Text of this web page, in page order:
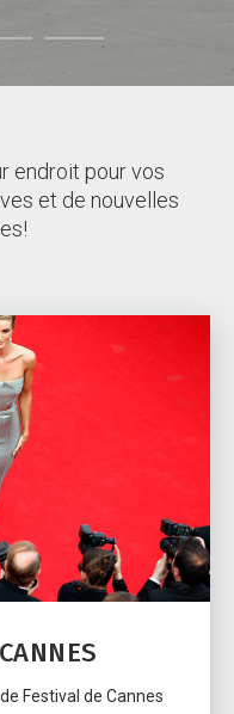
endroit pour vos
et de nouvelles
Festival de Cannes